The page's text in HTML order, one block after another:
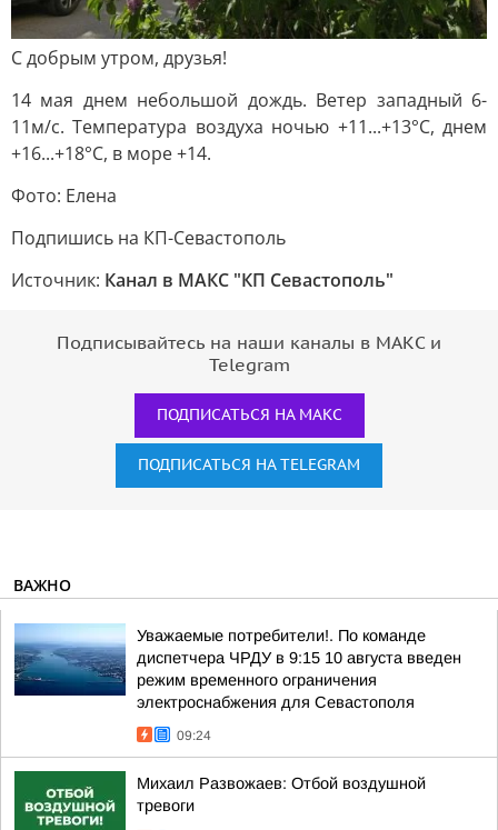
С добрым утром, друзья!
14 мая днем небольшой дождь. Ветер западный 6-
11м/с. Температура воздуха ночью +11...+13°С, днем
+16...+18°С, в море +14.
Фото: Елена
Подпишись на КП-Севастополь
Источник: Канал в МАКС "КП Севастополь"
Подписывайтесь на наши каналы в МАКС и
Telegram
ПОДПИСАТЬСЯ НА МАКС
ПОДПИСАТЬСЯ НА TELEGRAM
ВАЖНО
Уважаемые потребители!. По команде
диспетчера ЧРДУ в 9:15 10 августа введен
режим временного ограничения
электроснабжения для Севастополя
09:24
Михаил Развожаев: Отбой воздушной
тревоги